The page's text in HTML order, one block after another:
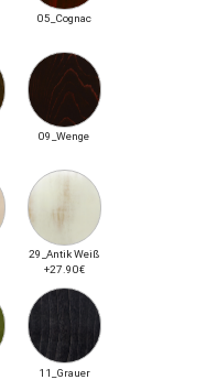
05_Cognac
09_Wenge
29_Antik Weiß
+27.90€
11_Grauer